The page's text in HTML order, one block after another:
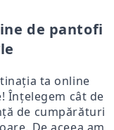
de pantofi
ta online
Înțelegem cât de
de cumpărături